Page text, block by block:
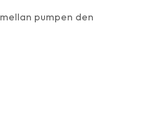
mellan pumpen den